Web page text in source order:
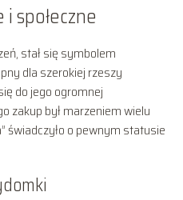
społeczne
stał się symbolem
dla szerokiej rzeszy
do jego ogromnej
zakup był marzeniem wielu
świadczyło o pewnym statusie